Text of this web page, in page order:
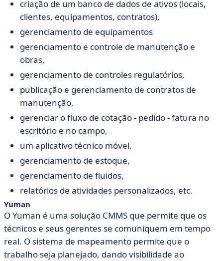
criação de um banco de dados de ativos (locais,
clientes, equipamentos, contratos),
gerenciamento de equipamentos
gerenciamento e controle de manutenção e
obras,
gerenciamento de controles regulatórios,
publicação e gerenciamento de contratos de
manutenção,
gerenciar o fluxo de cotação - pedido - fatura no
escritório e no campo,
um aplicativo técnico móvel,
gerenciamento de estoque,
gerenciamento de fluidos,
relatórios de atividades personalizados, etc.
Yuman
O Yuman é uma solução CMMS que permite que os
técnicos e seus gerentes se comuniquem em tempo
real. O sistema de mapeamento permite que o
trabalho seja planejado, dando visibilidade ao